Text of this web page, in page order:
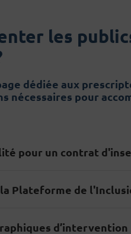
les
dédiée aux
nécessaires pour
pour un contrat
Plateforme de
d’intervention